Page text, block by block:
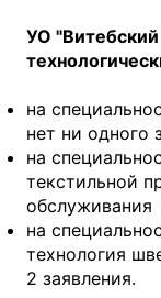
УО "Витебский
на
нет ни одного
на
текстильной
на
технология
2 заявления.